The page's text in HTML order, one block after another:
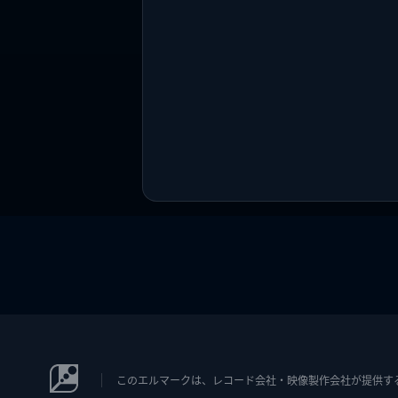
このエルマークは、レコード会社・映像製作会社が提供